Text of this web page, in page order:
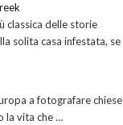
classica delle storie
solita casa infestata, se
a fotografare chiese
la vita che …